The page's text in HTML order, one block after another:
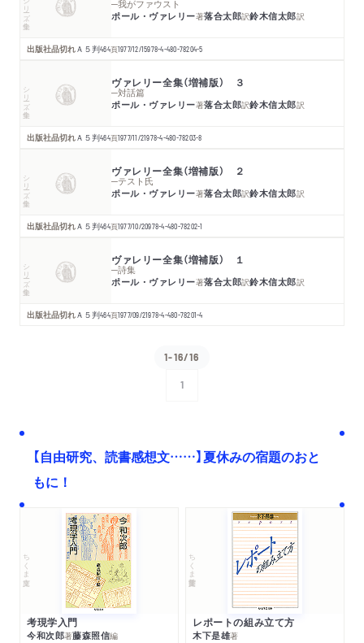
─我がファウスト
ポール・ヴァレリー著落合太郎訳鈴木信太郎訳
出版社品切れＡ５判464頁1977/12/15978-4-480-78204-5
シリーズ・全集 ヴァレリー全集（増補版） ３
─対話篇
ポール・ヴァレリー著落合太郎訳鈴木信太郎訳
出版社品切れＡ５判464頁1977/11/21978-4-480-78203-8
シリーズ・全集 ヴァレリー全集（増補版） ２
─テスト氏
ポール・ヴァレリー著落合太郎訳鈴木信太郎訳
出版社品切れＡ５判464頁1977/10/20978-4-480-78202-1
シリーズ・全集 ヴァレリー全集（増補版） １
─詩集
ポール・ヴァレリー著落合太郎訳鈴木信太郎訳
出版社品切れＡ５判464頁1977/09/21978-4-480-78201-4
1-16/16
1
【自由研究、読書感想文……】夏休みの宿題のおと
もに！
ちくま文庫
考現学入門
今和次郎著藤森照信編
ちくま学芸文庫
レポートの組み立て方
木下是雄著